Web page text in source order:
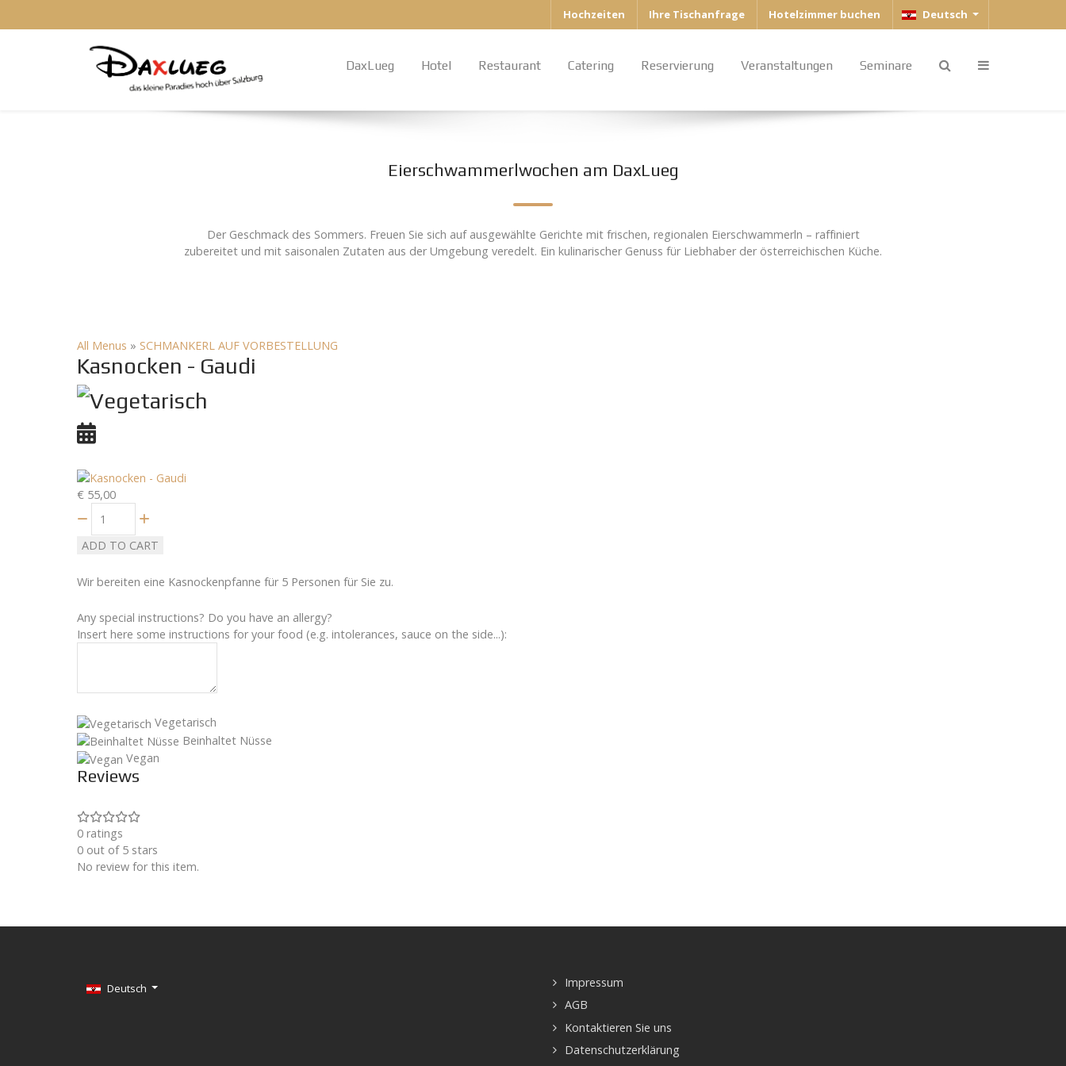
Hochzeiten Ihre Tischanfrage Hotelzimmer buchen Deutsch
DaxLueg Hotel Restaurant Catering Reservierung Veranstaltungen Seminare
Eierschwammerlwochen am DaxLueg
Der Geschmack des Sommers. Freuen Sie sich auf ausgewählte Gerichte mit frischen, regionalen Eierschwammerln – raffiniert
zubereitet und mit saisonalen Zutaten aus der Umgebung veredelt. Ein kulinarischer Genuss für Liebhaber der österreichischen Küche.
All Menus » SCHMANKERL AUF VORBESTELLUNG
Kasnocken - Gaudi
€ 55,00
ADD TO CART
Wir bereiten eine Kasnockenpfanne für 5 Personen für Sie zu.
Any special instructions? Do you have an allergy?
Insert here some instructions for your food (e.g. intolerances, sauce on the side...):
Vegetarisch
Beinhaltet Nüsse
Vegan
Reviews
0 ratings
0 out of 5 stars
No review for this item.
Sprache auswählen
Deutsch
Impressum
AGB
Kontaktieren Sie uns
Datenschutzerklärung